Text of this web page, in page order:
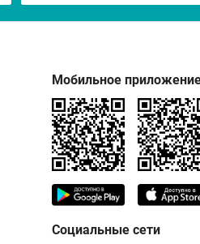
Мобильное
Социальные сети